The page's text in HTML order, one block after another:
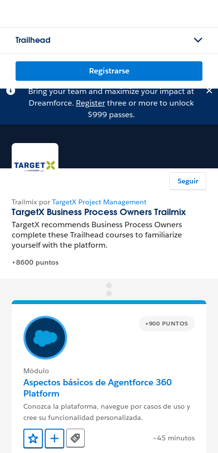
Trailhead
Registrarse
Bring your team and maximize your impact at
Dreamforce. Registerthree or more to unlock
$999 passes.
Seguir
+900 PUNTOS
Módulo
Aspectos básicos de Agentforce 360
Platform
Conozca la plataforma, navegue por casos de uso y
cree su funcionalidad personalizada.
Agregar a favoritos
Agregar a Trailmix
Tags ~45 minutos